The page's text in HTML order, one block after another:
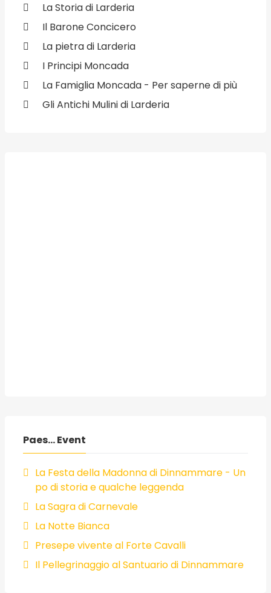
La Storia di Larderia
Il Barone Concicero
La pietra di Larderia
I Principi Moncada
La Famiglia Moncada - Per saperne di più
Gli Antichi Mulini di Larderia
Paes... Event
La Festa della Madonna di Dinnammare - Un
po di storia e qualche leggenda
La Sagra di Carnevale
La Notte Bianca
Presepe vivente al Forte Cavalli
Il Pellegrinaggio al Santuario di Dinnammare